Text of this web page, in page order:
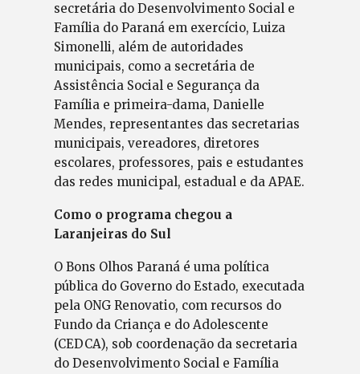
secretária do Desenvolvimento Social e
Família do Paraná em exercício, Luiza
Simonelli, além de autoridades
municipais, como a secretária de
Assistência Social e Segurança da
Família e primeira-dama, Danielle
Mendes, representantes das secretarias
municipais, vereadores, diretores
escolares, professores, pais e estudantes
das redes municipal, estadual e da APAE.
Como o programa chegou a
Laranjeiras do Sul
O Bons Olhos Paraná é uma política
pública do Governo do Estado, executada
pela ONG Renovatio, com recursos do
Fundo da Criança e do Adolescente
(CEDCA), sob coordenação da secretaria
do Desenvolvimento Social e Família